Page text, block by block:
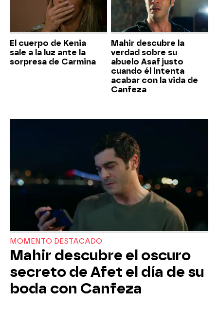
El cuerpo de Kenia
sale a la luz ante la
sorpresa de Carmina
Mahir descubre la
verdad sobre su
abuelo Asaf justo
cuando él intenta
acabar con la vida de
Canfeza
MOMENTO DESTACADO
Mahir descubre el oscuro
secreto de Afet el día de su
boda con Canfeza